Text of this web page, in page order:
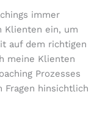
immer
Klienten ein, um
auf dem richtigen
meine Klienten
Prozesses
Fragen hinsichtlich